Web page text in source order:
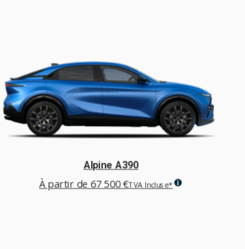
Alpine A390
À partir de 67 500 €TVA Incluse*